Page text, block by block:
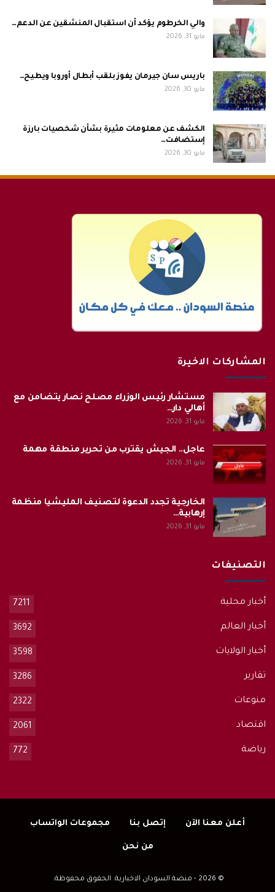
والي الخرطوم يؤكد أن استقبال المنشقين عن الدعم…
مايو 31, 2026
باريس سان جيرمان يفوز بلقب أبطال أوروبا ويطيح…
مايو 30, 2026
الكشف عن معلومات مثيرة بشأن شخصيات بارزة
إستضافت…
مايو 30, 2026
المشاركات الاخيرة
مستشار رئيس الوزراء مصلح نصار يتضامن مع
أهالي دار…
مايو 31, 2026
عاجل.. الجيش يقترب من تحرير منطقة مهمة
مايو 31, 2026
الخارجية تجدد الدعوة لتصنيف المليشيا منظمة
إرهابية…
مايو 31, 2026
التصنيفات
أخبار محلية 7211
أخبار العالم 3692
أخبار الولايات 3598
تقارير 3286
منوعات 2322
اقتصاد 2061
رياضة 772
أعلن معنا الآن إتصل بنا مجموعات الواتساب
من نحن
© 2026 - منصة السودان الاخبارية. الحقوق محفوظة.